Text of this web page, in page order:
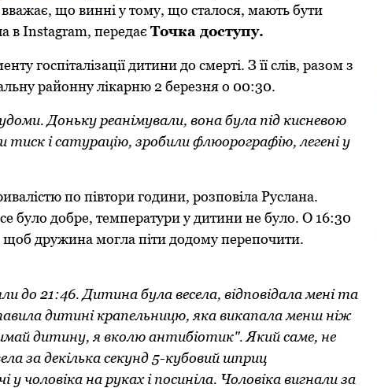
вважає, що винні у тому, що сталося, мають бути
в Instagram, передає Точка доступу.
госпіталізації дитини до смерті. З її слів, разом з
районну лікарню 2 березня о 00:30.
Доньку реанімували, вона була під кисневою
тиск і сатурацію, зробили флюорографію, легені у
по півтори години, розповіла Руслана.
було добре, температури у дитини не було. О 16:30
дружина могла піти додому перепочити.
до 21:46. Дитина була весела, відповідала мені та
дитині крапельницю, яка викапала менш ніж
дитину, я вколю антибіотик". Який саме, не
за декілька секунд 5-кубовий шприц
чоловіка на руках і посиніла. Чоловіка вигнали за